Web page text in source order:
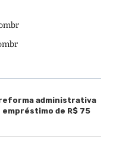
administrativa
de R$ 75